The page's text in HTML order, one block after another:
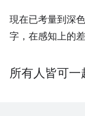
現在已考量到深
字，在感知上的差
所有人皆可一